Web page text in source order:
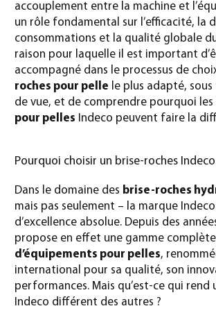
accouplement entre la machine et
un rôle fondamental sur l’efficacité, la
consommations et la qualité globale
raison pour laquelle il est important
accompagné dans le processus de
roches pour pelle le plus adapté,
de vue, et de comprendre pourquoi les
pour pelles Indeco peuvent faire la
Pourquoi choisir un brise-roches Indeco
Dans le domaine des brise-roches
mais pas seulement – la marque
d’excellence absolue. Depuis des
propose en effet une gamme complète
d’équipements pour pelles,
international pour sa qualité, son
performances. Mais qu’est-ce qui rend
Indeco différent des autres ?